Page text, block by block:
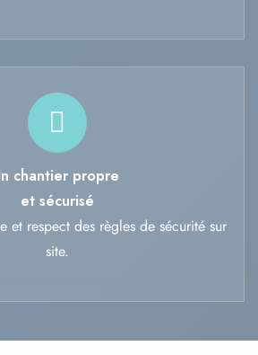
chantier propre
et sécurisé
et respect des règles de sécurité sur
site.